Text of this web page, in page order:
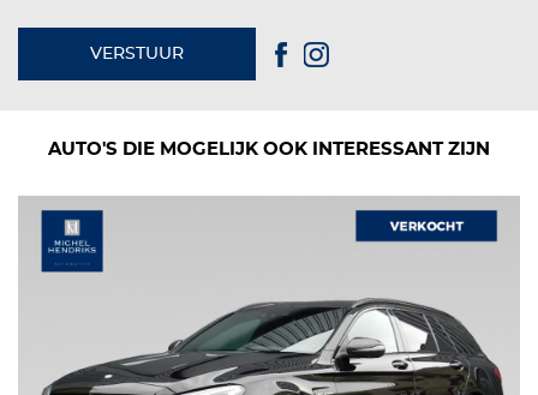
VERSTUUR
AUTO'S DIE MOGELIJK OOK INTERESSANT ZIJN